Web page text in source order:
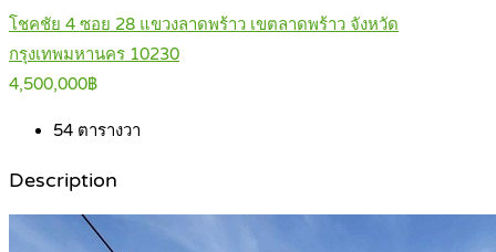
โชคชัย 4 ซอย 28 แขวงลาดพร้าว เขตลาดพร้าว จังหวัด
กรุงเทพมหานคร 10230
4,500,000฿
54 ตารางวา
Description